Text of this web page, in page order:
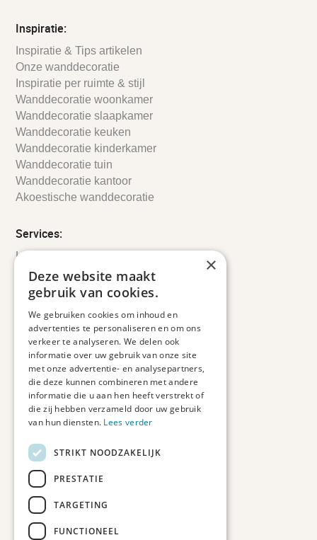
Inspiratie:
Inspiratie & Tips artikelen
Onze wanddecoratie
Inspiratie per ruimte & stijl
Wanddecoratie woonkamer
Wanddecoratie slaapkamer
Wanddecoratie keuken
Wanddecoratie kinderkamer
Wanddecoratie tuin
Wanddecoratie kantoor
Akoestische wanddecoratie
Services:
Leveringsinformatie
Retourbeleid
Informatie
Veelgestelde vragen
Duurzaam ondernemen
Contact informatie
Etienne de Pinedaweg 34
3711 CH, Austerlitz
Nederland
info@fotoprintxl.nl
0343 78 58 00
KVK: 81960263
BTW: NL002708709B23
×
Deze website maakt
gebruik van cookies.
We gebruiken cookies om inhoud en
advertenties te personaliseren en om ons
verkeer te analyseren. We delen ook
informatie over uw gebruik van onze site
met onze advertentie- en analysepartners,
die deze kunnen combineren met andere
informatie die u aan hen heeft verstrekt of
die zij hebben verzameld door uw gebruik
van hun diensten. Lees verder
STRIKT NOODZAKELIJK
PRESTATIE
TARGETING
FUNCTIONEEL